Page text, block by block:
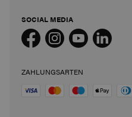
SOCIAL MEDIA
ZAHLUNGSARTEN